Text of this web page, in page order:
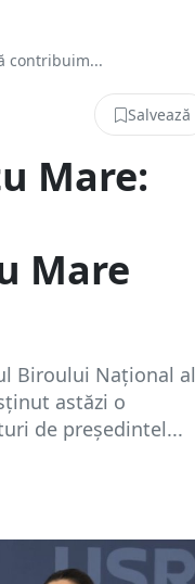
contribuim...
Salvează
Mare:
Mare
Biroului Național al
astăzi o
de președintel...